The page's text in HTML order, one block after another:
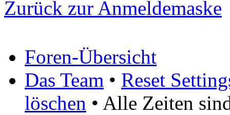
Zurück zur Anmeldemaske
Foren-Übersicht
Das Team • Reset
löschen • Alle Zeiten